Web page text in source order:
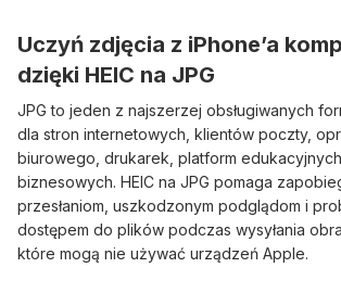
Uczyń zdjęcia z iPhone’a
dzięki HEIC na JPG
JPG to jeden z najszerzej obsługiwanych
dla stron internetowych, klientów poczty,
biurowego, drukarek, platform
biznesowych. HEIC na JPG pomaga
przesłaniom, uszkodzonym podglądom i
dostępem do plików podczas wysyłania
które mogą nie używać urządzeń Apple.